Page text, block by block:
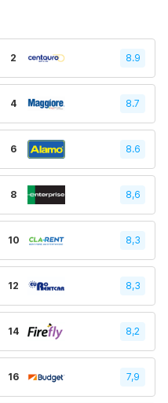
2 8.9
4 8.7
6 8.6
8 8,6
10 8,3
12 8,3
14 8,2
16 7,9